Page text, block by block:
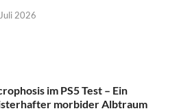
2026
im PS5 Test – Ein
morbider Albtraum